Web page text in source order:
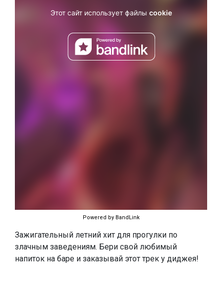
Powered by BandLink
Зажигательный летний хит для прогулки по
злачным заведениям. Бери свой любимый
напиток на баре и заказывай этот трек у диджея!